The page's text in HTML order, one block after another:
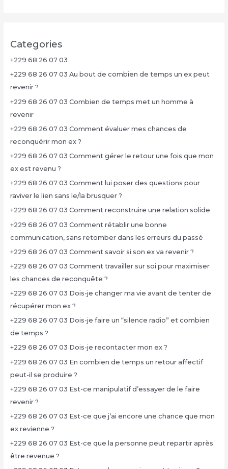
Categories
+229 68 26 07 03
+229 68 26 07 03 Au bout de combien de temps un ex peut
revenir ?
+229 68 26 07 03 Combien de temps met un homme à
revenir
+229 68 26 07 03 Comment évaluer mes chances de
reconquérir mon ex ?
+229 68 26 07 03 Comment gérer le retour une fois que mon
ex est revenu ?
+229 68 26 07 03 Comment lui poser des questions pour
raviver le lien sans le/la brusquer ?
+229 68 26 07 03 Comment reconstruire une relation solide
+229 68 26 07 03 Comment rétablir une bonne
communication, sans retomber dans les erreurs du passé
+229 68 26 07 03 Comment savoir si son ex va revenir ?
+229 68 26 07 03 Comment travailler sur soi pour maximiser
les chances de reconquête ?
+229 68 26 07 03 Dois-je changer ma vie avant de tenter de
récupérer mon ex ?
+229 68 26 07 03 Dois-je faire un “silence radio” et combien
de temps ?
+229 68 26 07 03 Dois-je recontacter mon ex ?
+229 68 26 07 03 En combien de temps un retour affectif
peut-il se produire ?
+229 68 26 07 03 Est-ce manipulatif d’essayer de le faire
revenir ?
+229 68 26 07 03 Est-ce que j’ai encore une chance que mon
ex revienne ?
+229 68 26 07 03 Est-ce que la personne peut repartir après
être revenue ?